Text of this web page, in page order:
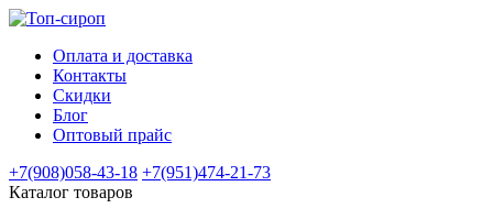
Оплата и доставка
Контакты
Скидки
Блог
Оптовый прайс
+7(908)058-43-18 +7(951)474-21-73
Каталог товаров